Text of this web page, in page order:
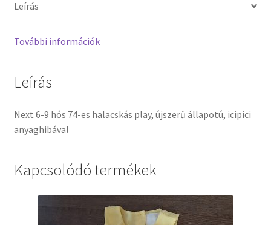
Leírás
További információk
Leírás
Next 6-9 hós 74-es halacskás play, újszerű állapotú, icipici
anyaghibával
Kapcsolódó termékek